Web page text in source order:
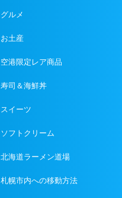
グルメ
お土産
空港限定レア商品
寿司＆海鮮丼
スイーツ
ソフトクリーム
北海道ラーメン道場
札幌市内への移動方法